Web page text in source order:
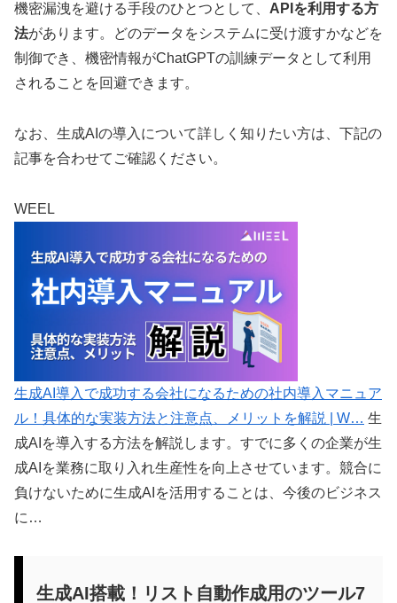
機密漏洩を避ける手段のひとつとして、 APIを利用する方
法があります。どのデータをシステムに受け渡すかなどを
制御でき、機密情報がChatGPTの訓練データとして利用
されることを回避できます。
なお、生成AIの導入について詳しく知りたい方は、下記の
記事を合わせてご確認ください。
WEEL
生成AI導入で成功する会社になるための社内導入マニュア
ル！具体的な実装方法と注意点、メリットを解説 | W… 生
成AIを導入する方法を解説します。すでに多くの企業が生
成AIを業務に取り入れ生産性を向上させています。競合に
負けないために生成AIを活用することは、今後のビジネス
に…
生成AI搭載！リスト自動作成用のツール7